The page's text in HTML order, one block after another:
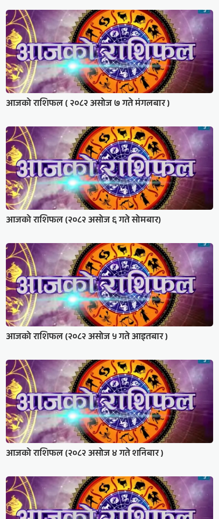
आजको राशिफल ( २०८२ असोज ७ गते मंगलबार )
आजको राशिफल (२०८२ असोज ६ गते सोमबार)
आजको राशिफल (२०८२ असोज ५ गते आइतबार )
आजको राशिफल (२०८२ असोज ४ गते शनिबार )